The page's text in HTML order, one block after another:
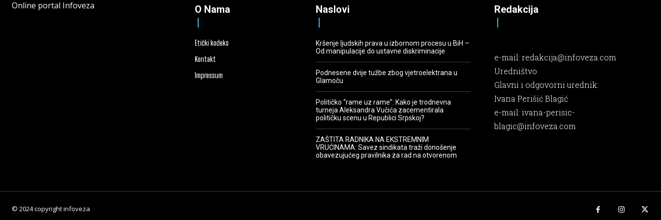
Online portal Infoveza O Nama
Etički kodeks
Kontakt
Impressum
Naslovi
Kršenje ljudskih prava u izbornom procesu u BiH –
Od manipulacije do ustavne diskriminacije
Podnesene dvije tužbe zbog vjetroelektrana u
Glamoču
Političko “rame uz rame”: Kako je trodnevna
turneja Aleksandra Vučića zacementirala
političku scenu u Republici Srpskoj?
ZAŠTITA RADNIKA NA EKSTREMNIM
VRUĆINAMA: Savez sindikata traži donošenje
obavezujućeg pravilnika za rad na otvorenom
Redakcija
e-mail:redakcija@infoveza.com
Uredništvo
Glavni i odgovorni urednik:
Ivana Perišić Blagić
e-mail:ivana-perisic-
blagic@infoveza.com
© 2024 copyright infoveza